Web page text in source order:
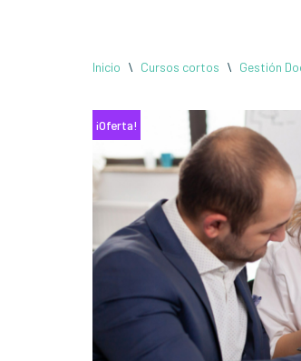
Inicio \ Cursos cortos \ Gestión
¡Oferta!